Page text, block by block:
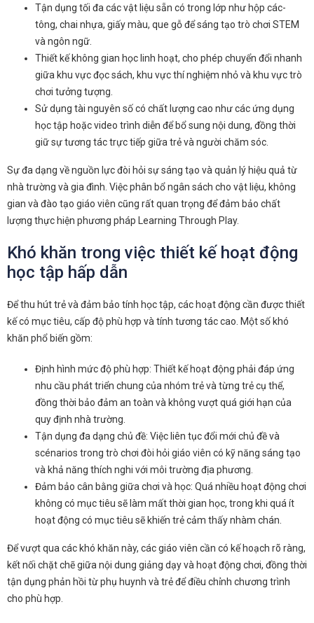
Tận dụng tối đa các vật liệu sẵn có trong lớp như hộp các-
tông, chai nhựa, giấy màu, que gỗ để sáng tạo trò chơi STEM
và ngôn ngữ.
Thiết kế không gian học linh hoạt, cho phép chuyển đổi nhanh
giữa khu vực đọc sách, khu vực thí nghiệm nhỏ và khu vực trò
chơi tưởng tượng.
Sử dụng tài nguyên số có chất lượng cao như các ứng dụng
học tập hoặc video trình diễn để bổ sung nội dung, đồng thời
giữ sự tương tác trực tiếp giữa trẻ và người chăm sóc.
Sự đa dạng về nguồn lực đòi hỏi sự sáng tạo và quản lý hiệu quả từ
nhà trường và gia đình. Việc phân bổ ngân sách cho vật liệu, không
gian và đào tạo giáo viên cũng rất quan trọng để đảm bảo chất
lượng thực hiện phương pháp Learning Through Play.
Khó khăn trong việc thiết kế hoạt động
học tập hấp dẫn
Để thu hút trẻ và đảm bảo tính học tập, các hoạt động cần được thiết
kế có mục tiêu, cấp độ phù hợp và tính tương tác cao. Một số khó
khăn phổ biến gồm:
Định hình mức độ phù hợp: Thiết kế hoạt động phải đáp ứng
nhu cầu phát triển chung của nhóm trẻ và từng trẻ cụ thể,
đồng thời bảo đảm an toàn và không vượt quá giới hạn của
quy định nhà trường.
Tận dụng đa dạng chủ đề: Việc liên tục đổi mới chủ đề và
scénarios trong trò chơi đòi hỏi giáo viên có kỹ năng sáng tạo
và khả năng thích nghi với môi trường địa phương.
Đảm bảo cân bằng giữa chơi và học: Quá nhiều hoạt động chơi
không có mục tiêu sẽ làm mất thời gian học, trong khi quá ít
hoạt động có mục tiêu sẽ khiến trẻ cảm thấy nhàm chán.
Để vượt qua các khó khăn này, các giáo viên cần có kế hoạch rõ ràng,
kết nối chặt chẽ giữa nội dung giảng dạy và hoạt động chơi, đồng thời
tận dụng phản hồi từ phụ huynh và trẻ để điều chỉnh chương trình
cho phù hợp.